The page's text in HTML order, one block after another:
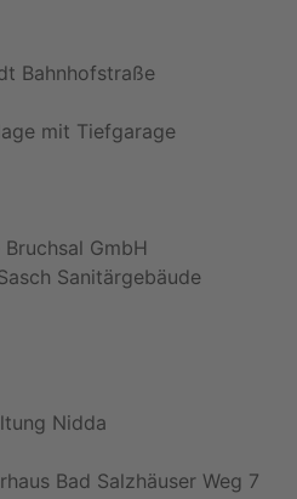
Bahnhofstraße
mit Tiefgarage
GmbH
Sanitärgebäude
Nidda
Bad Salzhäuser Weg 7